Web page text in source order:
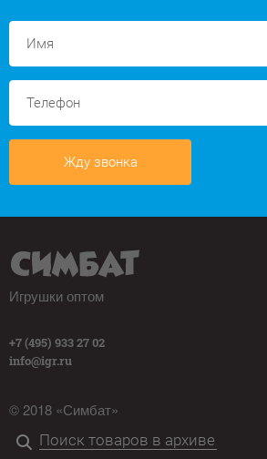
Жду звонка
Игрушки оптом
+7 (495) 933 27 02
info@igr.ru
© 2018 «Симбат»